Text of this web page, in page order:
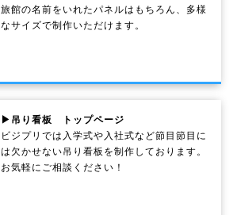
旅館の名前をいれたパネルはもちろん、多様
なサイズで制作いただけます。
▶吊り看板 トップページ
ビジプリでは入学式や入社式など節目節目に
は欠かせない吊り看板を制作しております。
お気軽にご相談ください！